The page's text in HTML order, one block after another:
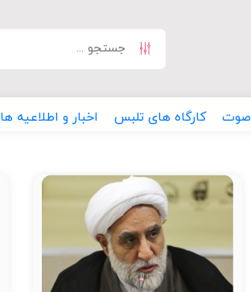
صوت کارگاه های تلبس اخبار و اطلاعیه ها